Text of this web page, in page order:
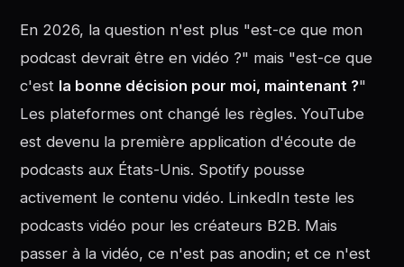
En 2026, la question n'est plus "est-ce que mon
podcast devrait être en vidéo ?" mais "est-ce que
c'est la bonne décision pour moi, maintenant ?"
Les plateformes ont changé les règles. YouTube
est devenu la première application d'écoute de
podcasts aux États-Unis. Spotify pousse
activement le contenu vidéo. LinkedIn teste les
podcasts vidéo pour les créateurs B2B. Mais
passer à la vidéo, ce n'est pas anodin; et ce n'est